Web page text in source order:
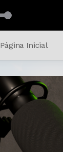
Página Inicial